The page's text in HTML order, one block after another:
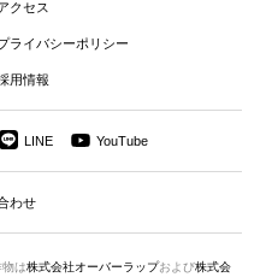
クセス
ライバシーポリシー
用情報
LINE YouTube
わせ
は株式会社オーバーラップおよび株式会